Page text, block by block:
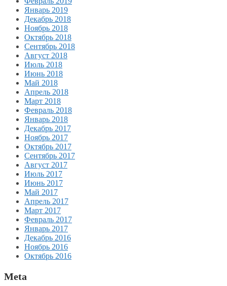
Январь 2019
Декабрь 2018
Ноябрь 2018
Октябрь 2018
Сентябрь 2018
Август 2018
Июль 2018
Июнь 2018
Май 2018
Апрель 2018
Март 2018
Февраль 2018
Январь 2018
Декабрь 2017
Ноябрь 2017
Октябрь 2017
Сентябрь 2017
Август 2017
Июль 2017
Июнь 2017
Май 2017
Апрель 2017
Март 2017
Февраль 2017
Январь 2017
Декабрь 2016
Ноябрь 2016
Октябрь 2016
Meta